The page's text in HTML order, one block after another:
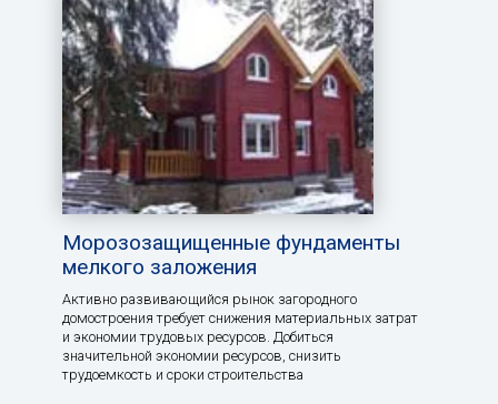
Морозозащищенные фундаменты
мелкого заложения
Активно развивающийся рынок загородного
домостроения требует снижения материальных затрат
и экономии трудовых ресурсов. Добиться
значительной экономии ресурсов, снизить
трудоемкость и сроки строительства